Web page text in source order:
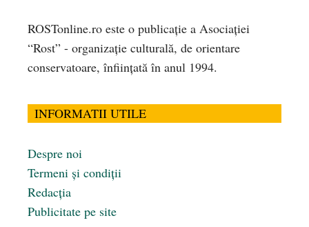
ROSTonline.ro este o publicaţie a Asociaţiei
“Rost” - organizaţie culturală, de orientare
conservatoare, înfiinţată în anul 1994.
INFORMATII UTILE
Despre noi
Termeni și condiții
Redacția
Publicitate pe site